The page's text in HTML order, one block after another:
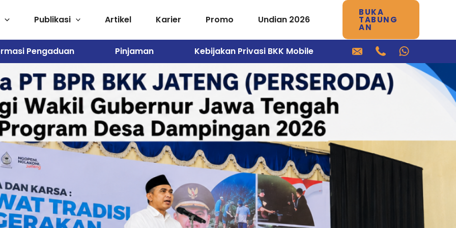
Publikasi Artikel Karier Promo Undian 2026
BUKA
TABUNG
AN
Pengaduan Pinjaman Kebijakan Privasi BKK Mobile